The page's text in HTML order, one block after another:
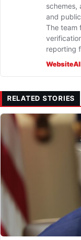
schemes,
and
The team
reporting
Website
RELATED STORIES